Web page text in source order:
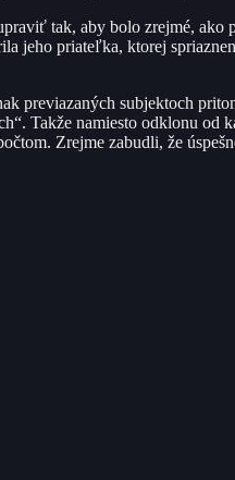
tak, aby bolo zrejmé,
jeho priateľka, ktorej
previazaných subjektoch
Takže namiesto odklonu
Zrejme zabudli, že